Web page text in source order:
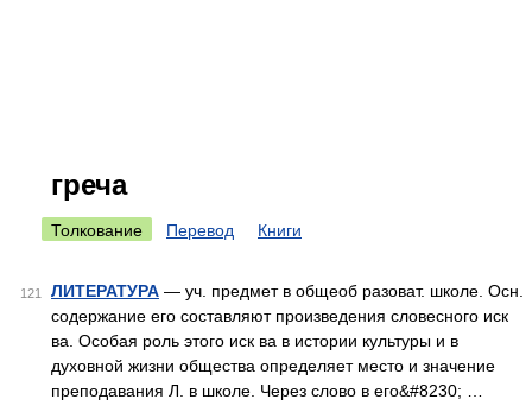
греча
Толкование Перевод Книги
121 ЛИТЕРАТУРА — уч. предмет в общеоб разоват. школе. Осн.
содержание его составляют произведения словесного иск
ва. Особая роль этого иск ва в истории культуры и в
духовной жизни общества определяет место и значение
преподавания Л. в школе. Через слово в его&#8230; …